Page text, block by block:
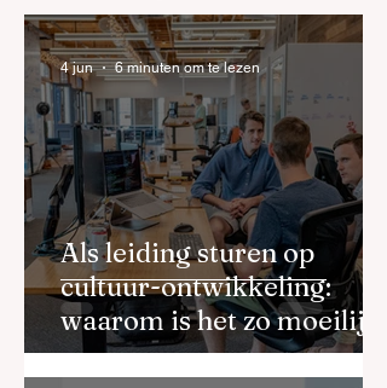
Als leiding sturen op
cultuur-ontwikkeling:
waarom is het zo moeilijk
en hoe doe je dat goed?
4 jun 6 minuten om te lezen